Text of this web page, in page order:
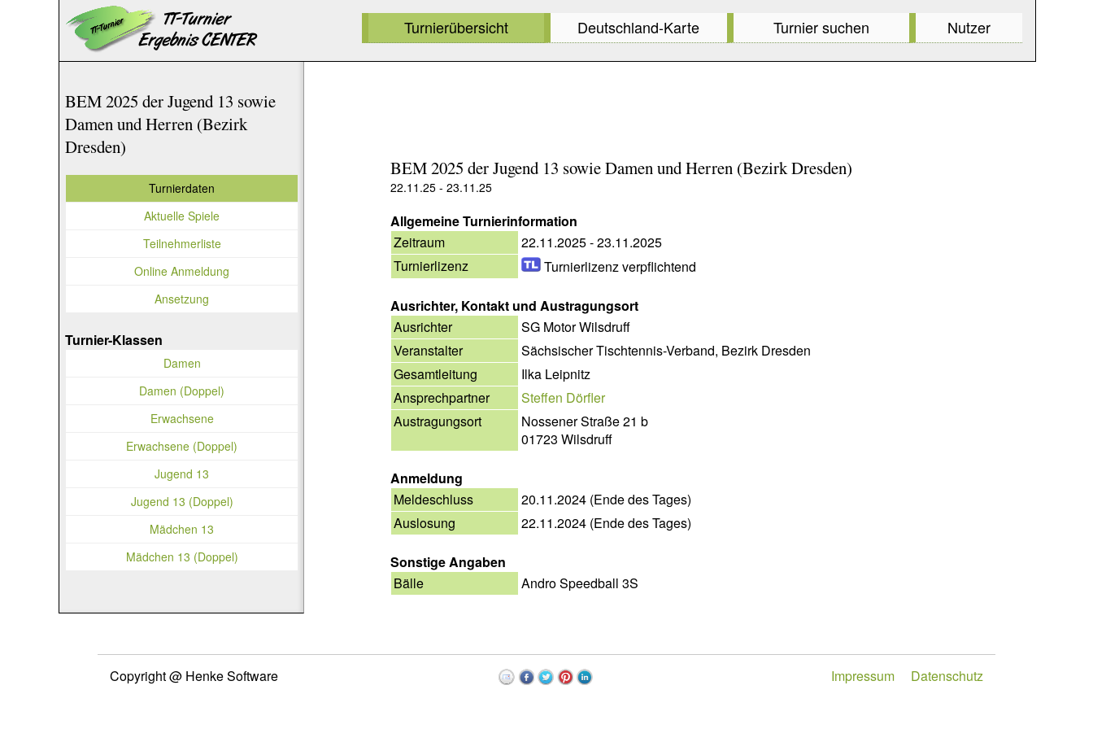
Turnierübersicht Deutschland-Karte Turnier suchen Nutzer
BEM 2025 der Jugend 13 sowie Damen und Herren (Bezirk Dresden)
22.11.25 - 23.11.25
Allgemeine Turnierinformation
Zeitraum
22.11.2025 - 23.11.2025
Turnierlizenz
Turnierlizenz verpflichtend
Ausrichter, Kontakt und Austragungsort
Ausrichter
SG Motor Wilsdruff
Veranstalter
Sächsischer Tischtennis-Verband, Bezirk Dresden
Gesamtleitung
Ilka Leipnitz
Ansprechpartner
Steffen Dörfler
Austragungsort
Nossener Straße 21 b
01723 Wilsdruff
Anmeldung
Meldeschluss
20.11.2024 (Ende des Tages)
Auslosung
22.11.2024 (Ende des Tages)
Sonstige Angaben
Bälle
Andro Speedball 3S
BEM 2025 der Jugend 13 sowie
Damen und Herren (Bezirk
Dresden)
Turnierdaten
Aktuelle Spiele
Teilnehmerliste
Online Anmeldung
Ansetzung
Turnier-Klassen
Damen
Damen (Doppel)
Erwachsene
Erwachsene (Doppel)
Jugend 13
Jugend 13 (Doppel)
Mädchen 13
Mädchen 13 (Doppel)
Copyright @ Henke Software Datenschutz
Impressum